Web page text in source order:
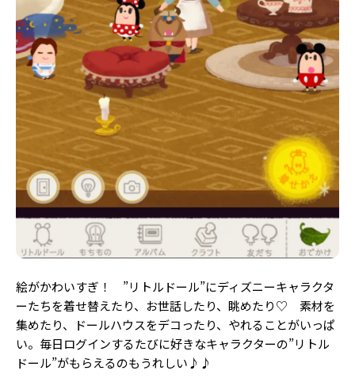
絵がかわいすぎ！ ”リトルドール”にディズニーキャラクタ
ーたちを着せ替えたり、お世話したり、眺めたり♡ 素材を
集めたり、ドールハウスをデコったり、やれることがいっぱ
い。毎日ログインするたびに好きなキャラクターの”リトル
ドール”がもらえるのもうれしい♪♪